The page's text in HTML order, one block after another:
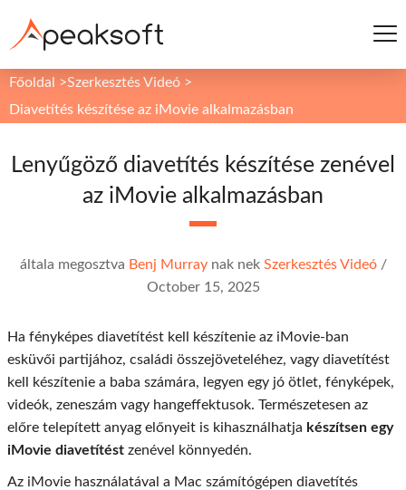
Főoldal >Szerkesztés Videó >
Diavetítés készítése az iMovie alkalmazásban
Lenyűgöző diavetítés készítése zenével
az iMovie alkalmazásban
általa megosztva Benj Murraynak nek Szerkesztés Videó/
October 15, 2025
Ha fényképes diavetítést kell készítenie az iMovie-ban
esküvői partijához, családi összejöveteléhez, vagy diavetítést
kell készítenie a baba számára, legyen egy jó ötlet, fényképek,
videók, zeneszám vagy hangeffektusok. Természetesen az
előre telepített anyag előnyeit is kihasználhatja készítsen egy
iMovie diavetítést zenével könnyedén.
Az iMovie használatával a Mac számítógépen diavetítés